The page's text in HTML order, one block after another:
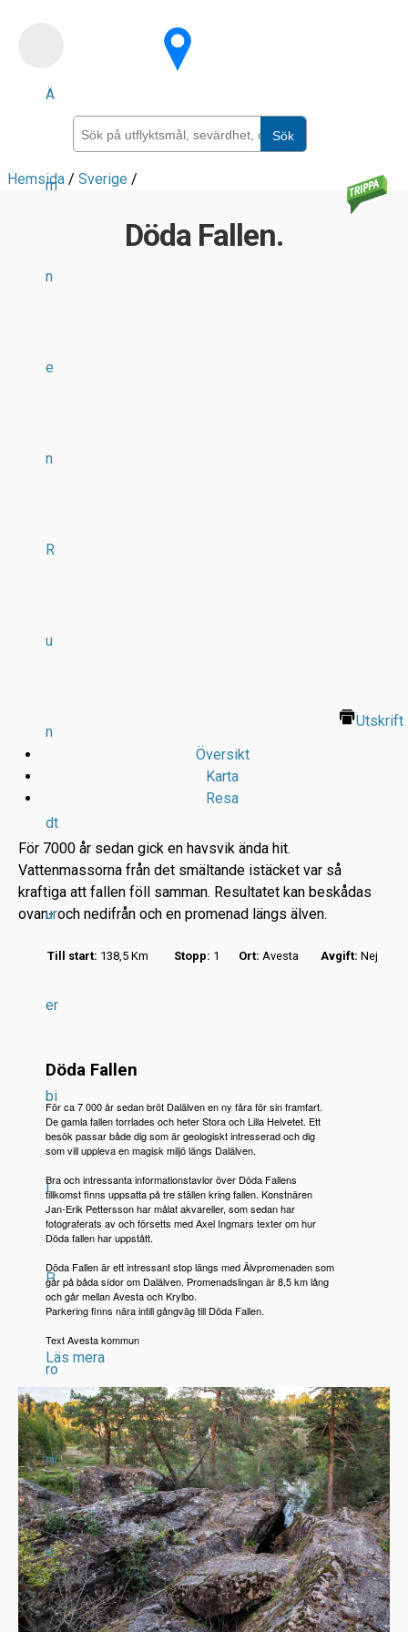
Ä
m
n
e
n
R
u
n
dt
ur
er
bi
l
P
ro
m
e
Sök
Hemsida / Sverige /
Döda Fallen.
Utskrift
Översikt
Karta
Resa
För 7000 år sedan gick en havsvik ända hit.
Vattenmassorna från det smältande istäcket var så
kraftiga att fallen föll samman. Resultatet kan beskådas
ovan- och nedifrån och en promenad längs älven.
Till start: 138,5 Km Stopp: 1 Ort: Avesta Avgift: Nej
Döda Fallen
För ca 7 000 år sedan bröt Dalälven en ny fåra för sin framfart.
De gamla fallen torrlades och heter Stora och Lilla Helvetet. Ett
besök passar både dig som är geologiskt intresserad och dig
som vill uppleva en magisk miljö längs Dalälven.
Bra och intressanta informationstavlor över Döda Fallens
tillkomst finns uppsatta på tre ställen kring fallen. Konstnären
Jan-Erik Pettersson har målat akvareller, som sedan har
fotograferats av och försetts med Axel Ingmars texter om hur
Döda fallen har uppstått.
Döda Fallen är ett intressant stop längs med Älvpromenaden som
går på båda sídor om Dalälven. Promenadslingan är 8,5 km lång
och går mellan Avesta och Krylbo.
Parkering finns nära intill gångväg till Döda Fallen.
Text Avesta kommun
Läs mera